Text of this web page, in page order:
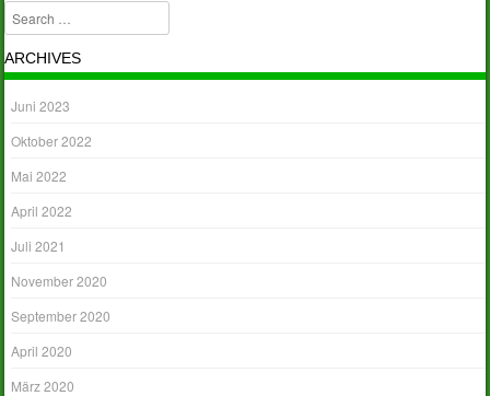
Search
ARCHIVES
Juni 2023
Oktober 2022
Mai 2022
April 2022
Juli 2021
November 2020
September 2020
April 2020
März 2020